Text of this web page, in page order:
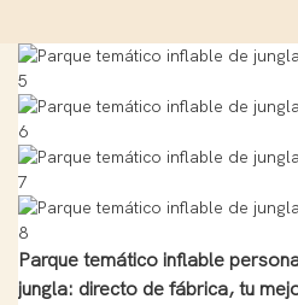
Parque temático inflable
jungla: directo de fábrica, tu